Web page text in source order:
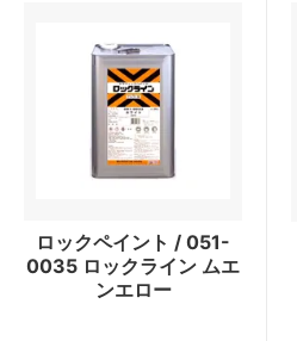
ロックペイント / 051-
0035 ロックライン ムエ
ンエロー